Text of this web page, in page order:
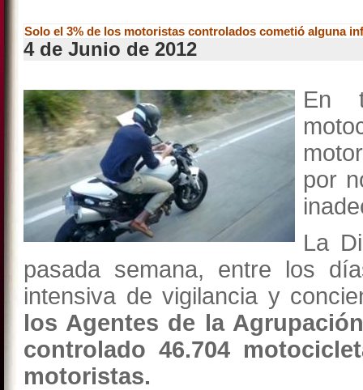
Solo el 3% de los motoristas controlados cometió alguna
4 de Junio de 2012
En
por
La
pasada semana, entre los
intensiva de vigilancia y
los Agentes de la
controlado 46.704
motoristas.